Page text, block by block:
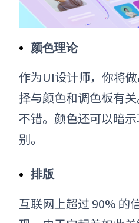
颜色理论
作为UI设计师， 你将
择与颜色和调色板有
不错。颜色还可以暗
别。
排版
互联网上超过 90% 的